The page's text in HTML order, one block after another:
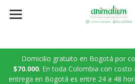
Domicilio gratuito en Bogotá por
$70.000. En toda Colombia con costo
entrega en Bogotá es entre 24 a 48